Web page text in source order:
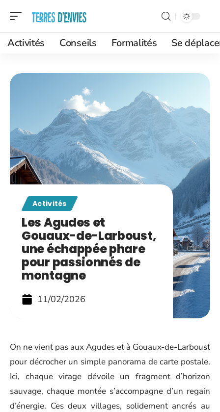
Activités Conseils Formalités Se
Activités
Les Agudes et
Gouaux-de-Larboust,
une échappée phare
pour passionnés de
montagne
11/02/2026
On ne vient pas aux Agudes et à Gouaux-de-Larboust
pour décrocher un simple panorama de carte postale.
Ici, chaque virage dévoile un fragment d’horizon
sauvage, chaque montée s’accompagne d’un regain
d’énergie. Ces deux villages, solidement ancrés au